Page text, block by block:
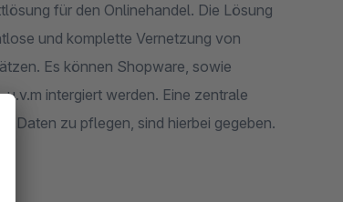
für den Onlinehandel. Die Lösung
und komplette Vernetzung von
Es können Shopware, sowie
intergiert werden. Eine zentrale
Daten zu pflegen, sind hierbei gegeben.